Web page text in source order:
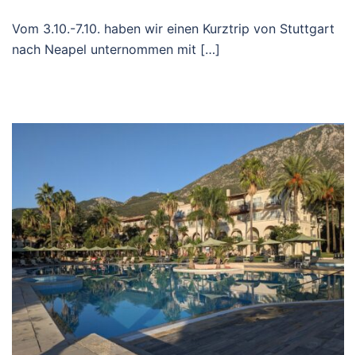
Vom 3.10.-7.10. haben wir einen Kurztrip von Stuttgart
nach Neapel unternommen mit […]